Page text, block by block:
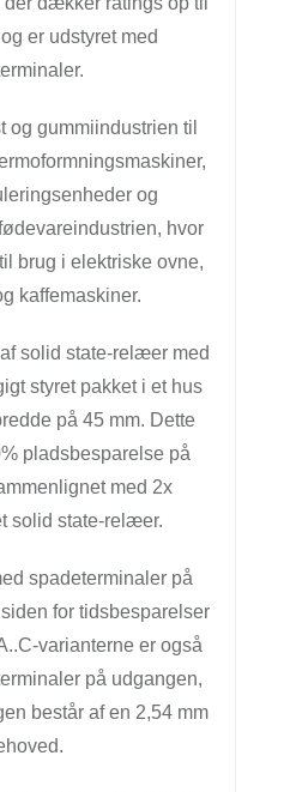
er udstyret med
og gummiindustrien til
og
hvor
brug i elektriske ovne,
kaffemaskiner.
solid state-relæer med
styret pakket i et hus
på 45 mm. Dette
pladsbesparelse på
med 2x
solid state-relæer.
spadeterminaler på
for tidsbesparelser
varianterne er også
på udgangen,
består af en 2,54 mm